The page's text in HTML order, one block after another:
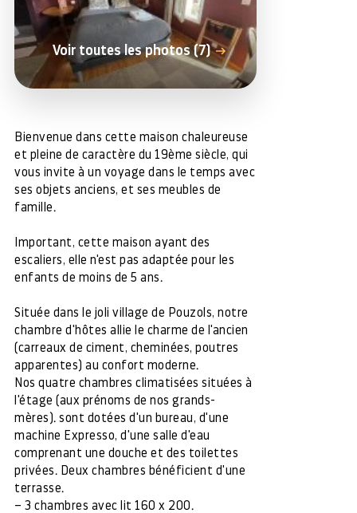
Voir toutes les photos (7)
Bienvenue dans cette maison chaleureuse
et pleine de caractère du 19ème siècle, qui
vous invite à un voyage dans le temps avec
ses objets anciens, et ses meubles de
famille.
Important, cette maison ayant des
escaliers, elle n'est pas adaptée pour les
enfants de moins de 5 ans.
Située dans le joli village de Pouzols, notre
chambre d'hôtes allie le charme de l'ancien
(carreaux de ciment, cheminées, poutres
apparentes) au confort moderne.
Nos quatre chambres climatisées situées à
l'étage (aux prénoms de nos grands-
mères). sont dotées d'un bureau, d'une
machine Expresso, d'une salle d'eau
comprenant une douche et des toilettes
privées. Deux chambres bénéficient d'une
terrasse.
– 3 chambres avec lit 160 x 200.